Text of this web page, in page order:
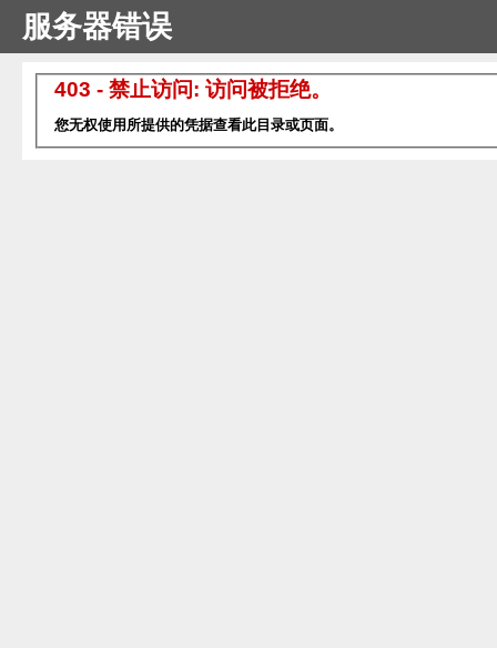
服务器错误
403 - 禁止访问: 访问被拒绝。
您无权使用所提供的凭据查看此目录或页面。